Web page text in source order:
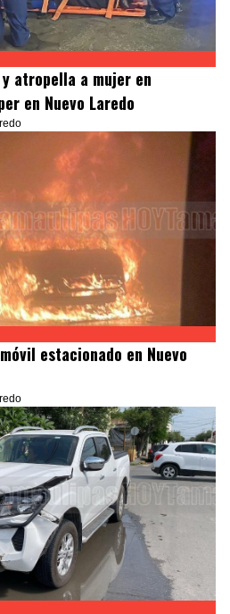
atropella a mujer en
en Nuevo Laredo
estacionado en Nuevo